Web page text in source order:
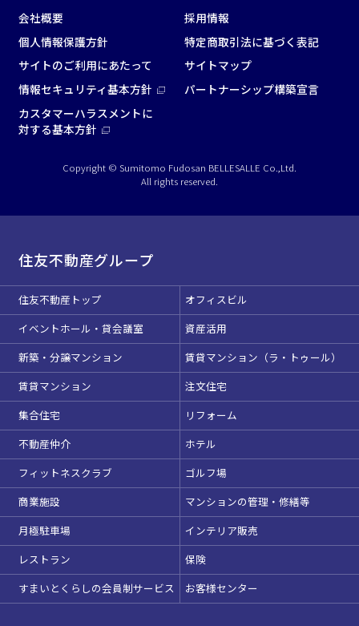
会社概要
採用情報
個人情報保護方針
特定商取引法に基づく表記
サイトのご利用にあたって
サイトマップ
情報セキュリティ基本方針
パートナーシップ構築宣言
カスタマーハラスメントに
対する基本方針
Copyright © Sumitomo Fudosan BELLESALLE Co.,Ltd.
All rights reserved.
住友不動産グループ
住友不動産トップ
オフィスビル
イベントホール・貸会議室
資産活用
新築・分譲マンション
賃貸マンション（ラ・トゥール）
賃貸マンション
注文住宅
集合住宅
リフォーム
不動産仲介
ホテル
フィットネスクラブ
ゴルフ場
商業施設
マンションの管理・修繕等
月極駐車場
インテリア販売
レストラン
保険
すまいとくらしの会員制サービス
お客様センター
天井高3.5ｍ以上
窓があり開放感のある
会場
喫煙所あり
時間貸し駐車場あり
用途で選ぶ
e-sports大会
プレス発表
この条件で検索
選択している条件をリセットする